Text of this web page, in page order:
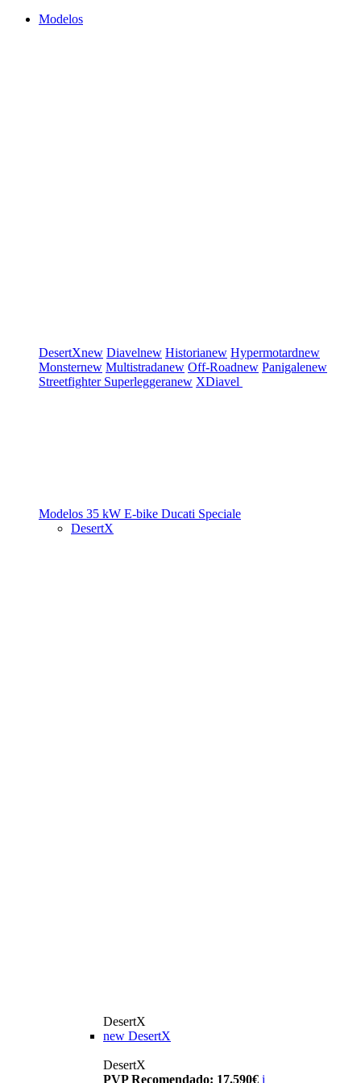
Modelos
DesertXnew Diavelnew Historianew Hypermotardnew
Monsternew Multistradanew Off-Roadnew Panigalenew
Streetfighter Superleggeranew XDiavel
Modelos 35 kW E-bike Ducati Speciale
DesertX
DesertX
new DesertX
DesertX
PVP Recomendado: 17.590€ i